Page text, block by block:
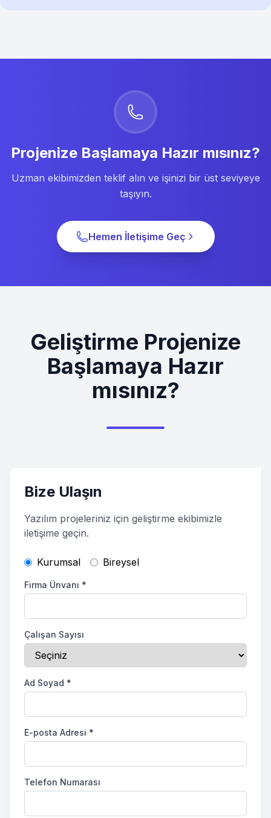
Projenize Başlamaya Hazır mısınız?
Uzman ekibimizden teklif alın ve işinizi bir üst seviyeye
taşıyın.
Hemen İletişime Geç
Geliştirme Projenize
Başlamaya Hazır
mısınız?
Bize Ulaşın
Yazılım projeleriniz için geliştirme ekibimizle
iletişime geçin.
Kurumsal Bireysel
Firma Ünvanı *
Çalışan Sayısı
Ad Soyad *
E-posta Adresi *
Telefon Numarası